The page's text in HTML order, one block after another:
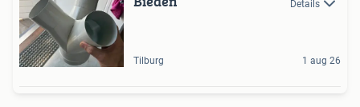
Details
Tilburg 1 aug 26